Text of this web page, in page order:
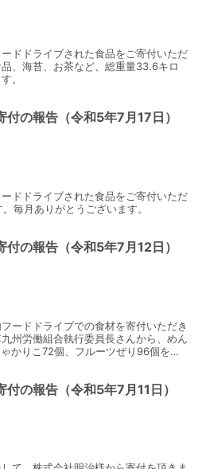
ドドライブされた食品をご寄付いただ
、海苔、お茶など、総重量33.6キロ
。
付の報告（令和5年7月17日）
ドドライブされた食品をご寄付いただ
毎月ありがとうございます。
付の報告（令和5年7月12日）
ードドライブでの食材を寄付いただき
州労働組合執行委員長さんから、めん
かりこ72個、フルーツぜり96個を寄
付の報告（令和5年7月11日）